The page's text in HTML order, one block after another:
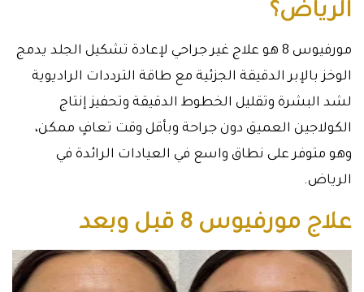
الرياض؟
مورفيوس 8 هو علاج غير جراحي لإعادة تشكيل الجلد يدمج
الوخز بالإبر الدقيقة الجزئية مع طاقة الترددات الراديوية
لشد البشرة وتقليل الخطوط الدقيقة وتحفيز إنتاج
الكولاجين العميق دون جراحة وبأقل وقت تعافٍ ممكن،
وهو متوفر على نطاق واسع في العيادات الرائدة في
الرياض.
علاج مورفيوس 8 قبل وبعد